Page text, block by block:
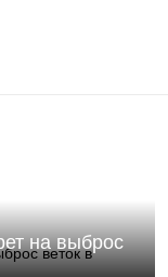
на выброс